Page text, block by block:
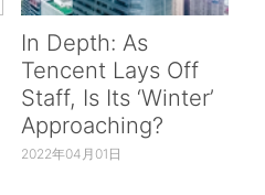
In Depth: As
Tencent Lays Off
Staff, Is Its ‘Winter’
Approaching?
2022年04月01日